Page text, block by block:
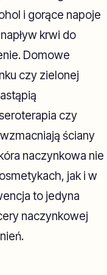
i gorące napoje
krwi do
Domowe
czy zielonej
czy
ściany
naczynkowa nie
jak i w
to jedyna
naczynkowej